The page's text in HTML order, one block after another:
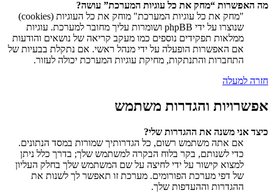
מה האפשרות “מחק את כל עוגיות המערכת” עושה?
"מחק את כל עוגיות המערכת" מוחק את כל העוגיות (cookies)
שנוצרו על ידי phpBB ושומרות עליך מחובר למערכת. עוגיות
ממלאות תפקידים נוספים כמו מעקב קריאה של נושאים והודעות
אם האפשרות הופעלה על ידי מנהל ראשי. אם נתקלת בבעיות של
התחברות והתנתקות, מחיקת עוגיות המערכת יכולה לעזור.
חזרה למעלה
אפשרויות והגדרות משתמש
כיצד אני משנה את ההגדרות שלי?
אם אתה משתמש רשום, כל הגדרותיך שמורות במסד הנתונים.
כדי לשנותם, בקר בלוח הבקרה למשתמש שלך; בדרך כלל ניתן
למצוא קישור על ידי לחיצה על שם המשתמש שלך בחלק העליון
של דפי מערכת הפורומים. מערכת זו תאפשר לך לשנות את
ההגדרות וההעדפות שלך.